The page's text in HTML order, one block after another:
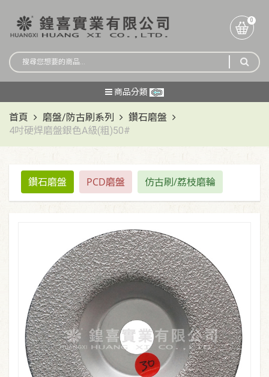
0
商品分類
首頁 磨盤/防古刷系列
鑽石磨盤
4吋硬焊磨盤銀色A級(粗)50#
鑽石磨盤 PCD磨盤 仿古刷/荔枝磨輪